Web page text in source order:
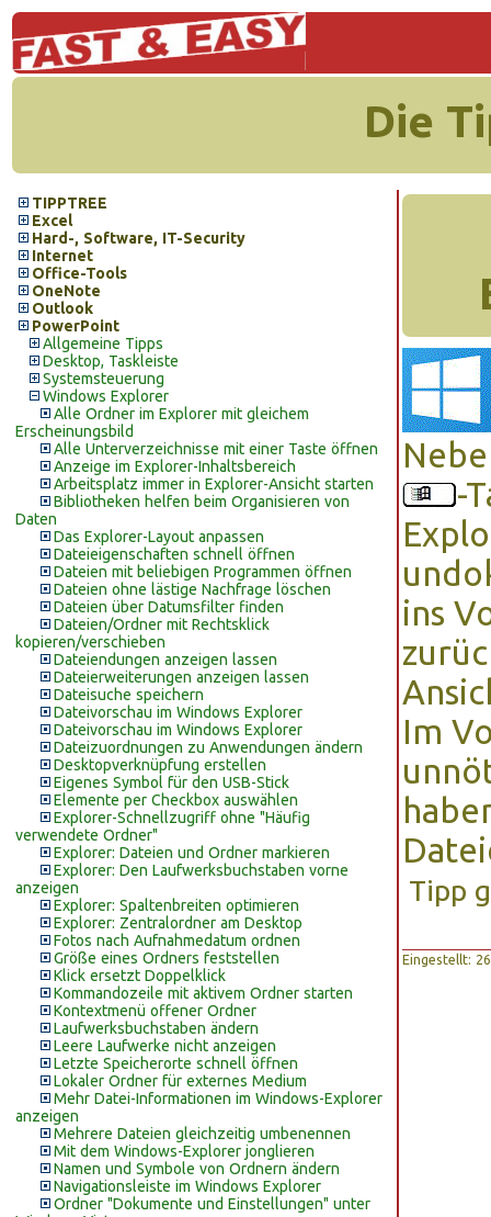
Die
TIPPTREE
Excel
Hard-, Software, IT-Security
Internet
Office-Tools
OneNote
Outlook
PowerPoint
Allgemeine Tipps
Desktop, Taskleiste
Systemsteuerung
Windows Explorer
Alle Ordner im Explorer mit gleichem
Erscheinungsbild
Alle Unterverzeichnisse mit einer Taste öffnen
Anzeige im Explorer-Inhaltsbereich
Arbeitsplatz immer in Explorer-Ansicht starten
Bibliotheken helfen beim Organisieren von
Daten
Das Explorer-Layout anpassen
Dateieigenschaften schnell öffnen
Dateien mit beliebigen Programmen öffnen
Dateien ohne lästige Nachfrage löschen
Dateien über Datumsfilter finden
Dateien/Ordner mit Rechtsklick
kopieren/verschieben
Dateiendungen anzeigen lassen
Dateierweiterungen anzeigen lassen
Dateisuche speichern
Dateivorschau im Windows Explorer
Dateivorschau im Windows Explorer
Dateizuordnungen zu Anwendungen ändern
Desktopverknüpfung erstellen
Eigenes Symbol für den USB-Stick
Elemente per Checkbox auswählen
Explorer-Schnellzugriff ohne "Häufig
verwendete Ordner"
Explorer: Dateien und Ordner markieren
Explorer: Den Laufwerksbuchstaben vorne
anzeigen
Explorer: Spaltenbreiten optimieren
Explorer: Zentralordner am Desktop
Fotos nach Aufnahmedatum ordnen
Größe eines Ordners feststellen
Klick ersetzt Doppelklick
Kommandozeile mit aktivem Ordner starten
Kontextmenü offener Ordner
Laufwerksbuchstaben ändern
Leere Laufwerke nicht anzeigen
Letzte Speicherorte schnell öffnen
Lokaler Ordner für externes Medium
Mehr Datei-Informationen im Windows-Explorer
anzeigen
Mehrere Dateien gleichzeitig umbenennen
Mit dem Windows-Explorer jonglieren
Namen und Symbole von Ordnern ändern
Navigationsleiste im Windows Explorer
Ordner "Dokumente und Einstellungen" unter
-
ins
Im
Tipp
Eingestellt: